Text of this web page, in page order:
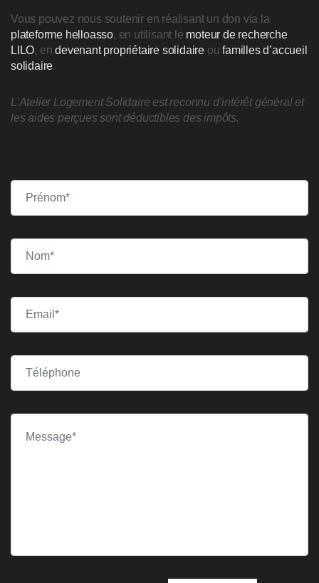
Vous pouvez nous soutenir en réalisant un don via la
plateforme helloasso, en utilisant le moteur de recherche
LILO, endevenant propriétaire solidaire oufamilles d’accueil
solidaire
L’Atelier Logement Solidaire est reconnu d’intérêt général et
les aides perçues sont déductibles des impôts.